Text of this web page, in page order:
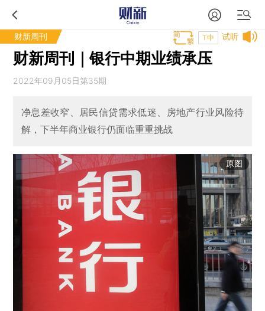
财新周刊 试听
T中
财新周刊｜银行中期业绩承压
2022年09月05日第35期
净息差收窄、居民信贷需求低迷、房地产行业风险待
解，下半年商业银行仍面临重重挑战
原图